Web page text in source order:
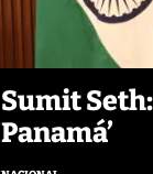
Sumit
Panamá’